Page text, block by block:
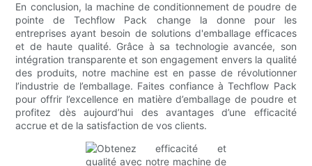
En conclusion, la machine de conditionnement de poudre de
pointe de Techflow Pack change la donne pour les
entreprises ayant besoin de solutions d'emballage efficaces
et de haute qualité. Grâce à sa technologie avancée, son
intégration transparente et son engagement envers la qualité
des produits, notre machine est en passe de révolutionner
l’industrie de l’emballage. Faites confiance à Techflow Pack
pour offrir l’excellence en matière d’emballage de poudre et
profitez dès aujourd’hui des avantages d’une efficacité
accrue et de la satisfaction de vos clients.